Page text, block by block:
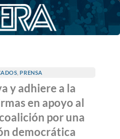
,PRENSA
y adhiere a la
en apoyo al
por una
democrática